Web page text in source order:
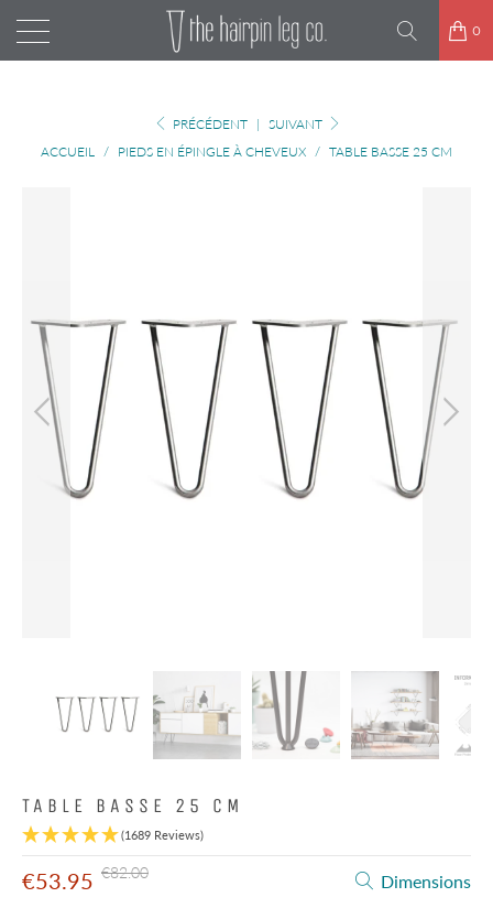
0
PRÉCÉDENT |
SUIVANT
ACCUEIL / PIEDS EN ÉPINGLE À CHEVEUX / TABLE BASSE 25 CM
TABLE BASSE 25 CM
(1689 Reviews)
Dimensions
€53.95 €82.00